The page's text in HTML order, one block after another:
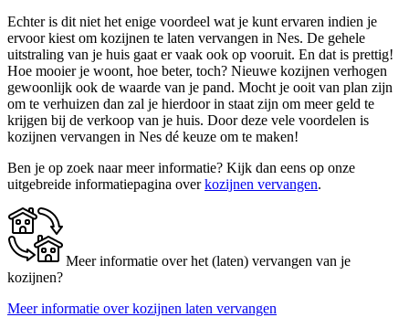
Echter is dit niet het enige voordeel wat je kunt ervaren indien je
ervoor kiest om kozijnen te laten vervangen in Nes. De gehele
uitstraling van je huis gaat er vaak ook op vooruit. En dat is prettig!
Hoe mooier je woont, hoe beter, toch? Nieuwe kozijnen verhogen
gewoonlijk ook de waarde van je pand. Mocht je ooit van plan zijn
om te verhuizen dan zal je hierdoor in staat zijn om meer geld te
krijgen bij de verkoop van je huis. Door deze vele voordelen is
kozijnen vervangen in Nes dé keuze om te maken!
Ben je op zoek naar meer informatie? Kijk dan eens op onze
uitgebreide informatiepagina overkozijnen vervangen.
Meer informatie over het (laten) vervangen van je
kozijnen?
Meer informatie over kozijnen laten vervangen